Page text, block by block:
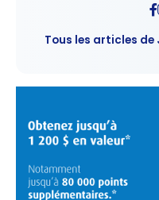
Tous les articles